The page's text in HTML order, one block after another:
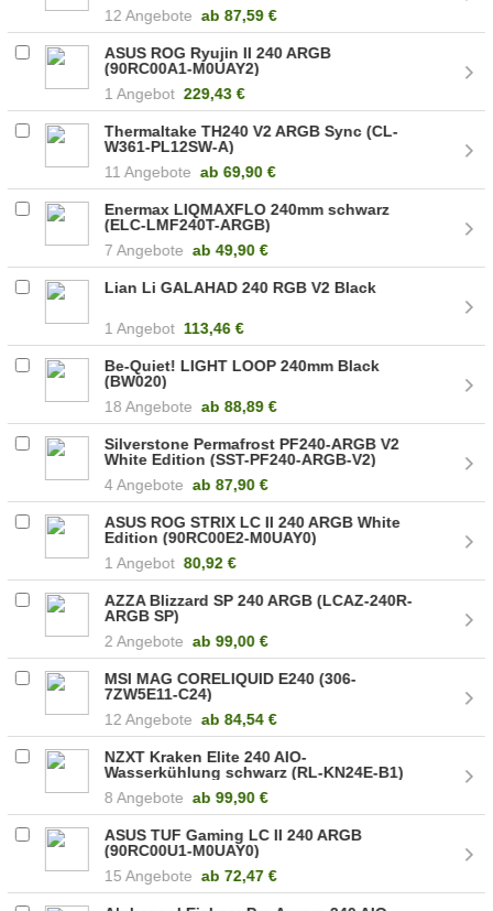
12 Angebote ab 87,59 €
ASUS ROG Ryujin II 240 ARGB
(90RC00A1-M0UAY2)
1 Angebot 229,43 €
Thermaltake TH240 V2 ARGB Sync (CL-
W361-PL12SW-A)
11 Angebote ab 69,90 €
Enermax LIQMAXFLO 240mm schwarz
(ELC-LMF240T-ARGB)
7 Angebote ab49,90 €
Lian Li GALAHAD 240 RGB V2 Black
1 Angebot 113,46 €
Be-Quiet! LIGHT LOOP 240mm Black
(BW020)
18 Angebote ab 88,89 €
Silverstone Permafrost PF240-ARGB V2
White Edition (SST-PF240-ARGB-V2)
4 Angebote ab 87,90 €
ASUS ROG STRIX LC II 240 ARGB White
Edition (90RC00E2-M0UAY0)
1 Angebot 80,92 €
AZZA Blizzard SP 240 ARGB (LCAZ-240R-
ARGB SP)
2 Angebote ab 99,00 €
MSI MAG CORELIQUID E240 (306-
7ZW5E11-C24)
12 Angebote ab 84,54 €
NZXT Kraken Elite 240 AIO-
Wasserkühlung schwarz (RL-KN24E-B1)
8 Angebote ab 99,90 €
ASUS TUF Gaming LC II 240 ARGB
(90RC00U1-M0UAY0)
15 Angebote ab 72,47 €